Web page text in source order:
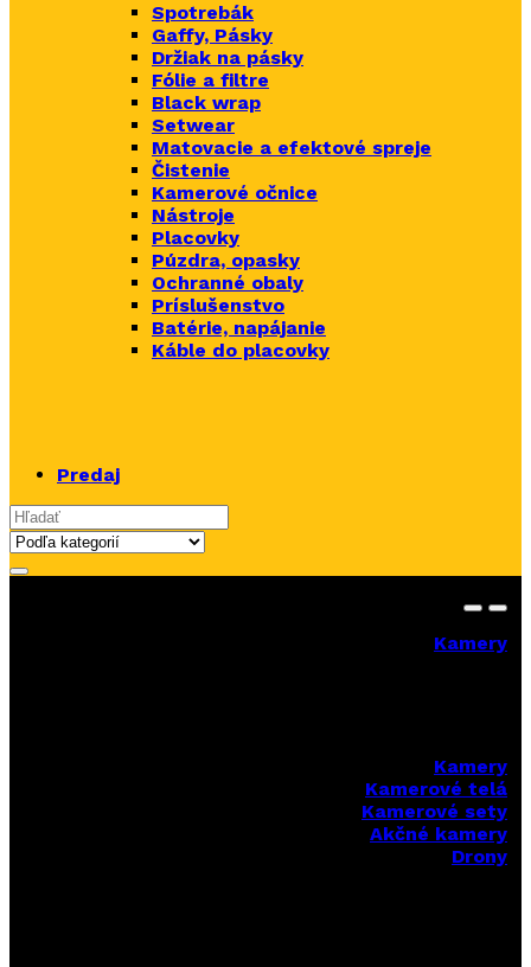
Spotrebák
Gaffy, Pásky
Držiak na pásky
Fólie a filtre
Black wrap
Setwear
Matovacie a efektové spreje
Čistenie
Kamerové očnice
Nástroje
Placovky
Púzdra, opasky
Ochranné obaly
Príslušenstvo
Batérie, napájanie
Káble do placovky
Predaj
Search for:
Kamery
Kamery
Kamerové telá
Kamerové sety
Akčné kamery
Drony